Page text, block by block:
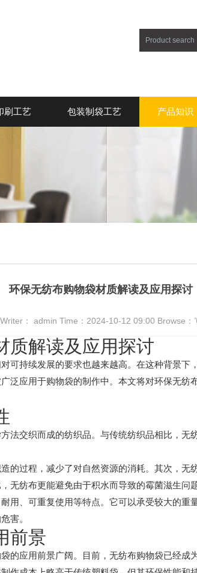
刷工艺 包装制袋工艺 产品知识
环保无纺布购物袋材质解读及应用探讨
Writer： admin Time：2024-10-12 09:00 Browse：
质解读及应用探讨
可持续发展的要求也越来越高。在这种背景下
泛应用于购物袋的制作中。本文将对环保无纺
法交织而成的纺织品。与传统纺织品相比，无
的过程，减少了对自然资源的消耗。其次，无
无纺布更能避免由于积水而导致的霉菌滋生问题
用、可重复使用等特点。它可以承受较大的重
害。
前景
的应用前景广阔。目前，无纺布购物袋已经成